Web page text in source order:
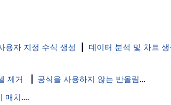
용자 지정 수식 생성 데이터 분석 및 차트 생
제거 공식을 사용하지 않는 반올림...
매치....